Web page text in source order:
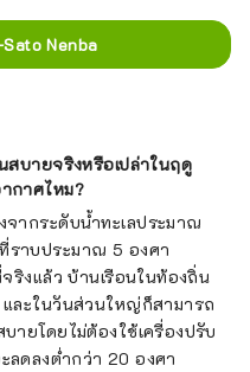
Nenba
สบายจริงหรือเปล่าในฤดู
กาศไหม?
จากระดับน้ำทะเลประมาณ
ราบประมาณ 5 องศา
ริงแล้ว บ้านเรือนในท้องถิ่น
ละในวันส่วนใหญ่ก็สามารถ
ายโดยไม่ต้องใช้เครื่องปรับ
ดลงต่ำกว่า 20 องศา